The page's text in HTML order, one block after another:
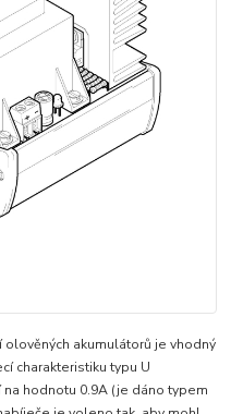
akumulátorů je vhodný
charakteristiku typu U
hodnotu 0.9A (je dáno typem